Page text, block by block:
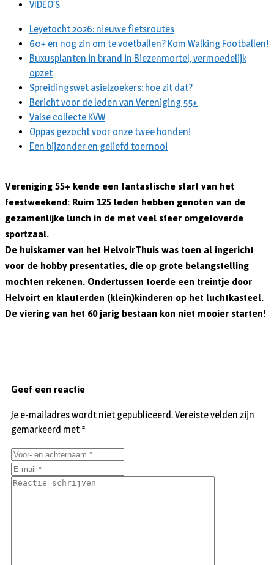
VIDEO’S
Leyetocht 2026: nieuwe fietsroutes
60+ en nog zin om te voetballen? Kom Walking Footballen!
Buxusplanten in brand in Biezenmortel, vermoedelijk
opzet
Spreidingswet asielzoekers: hoe zit dat?
Bericht voor de leden van Vereniging 55+
Valse collecte KVW
Oppas gezocht voor onze twee honden!
Een bijzonder en geliefd toernooi
Vereniging 55+ kende een fantastische start van het
feestweekend: Ruim 125 leden hebben genoten van de
gezamenlijke lunch in de met veel sfeer omgetoverde
sportzaal.
De huiskamer van het HelvoirThuis was toen al ingericht
voor de hobby presentaties, die op grote belangstelling
mochten rekenen.Ondertussen toerde een treintje door
Helvoirt en klauterden (klein)kinderen op het luchtkasteel.
De viering van het 60 jarig bestaan kon niet mooier starten!
Geef een reactie
Je e-mailadres wordt niet gepubliceerd.Vereiste velden zijn
gemarkeerd met *